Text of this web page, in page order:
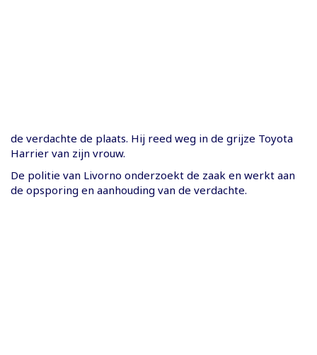
de verdachte de plaats. Hij reed weg in de grijze Toyota
Harrier van zijn vrouw.
De politie van Livorno onderzoekt de zaak en werkt aan
de opsporing en aanhouding van de verdachte.